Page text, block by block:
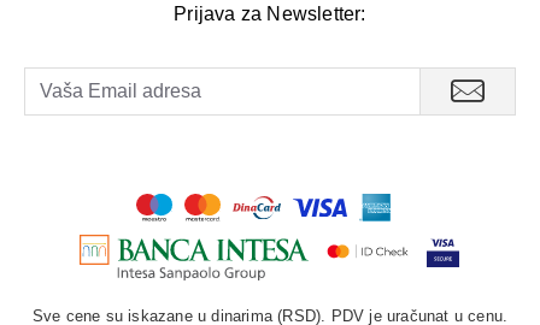
Prijava za Newsletter:
Sve cene su iskazane u dinarima (RSD). PDV je uračunat u cenu.